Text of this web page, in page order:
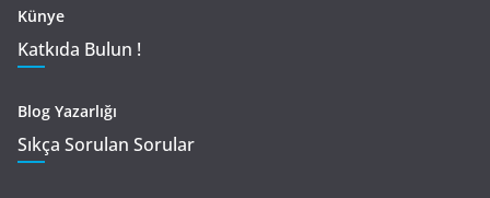
Künye
Katkıda Bulun !
Blog Yazarlığı
Sıkça Sorulan Sorular